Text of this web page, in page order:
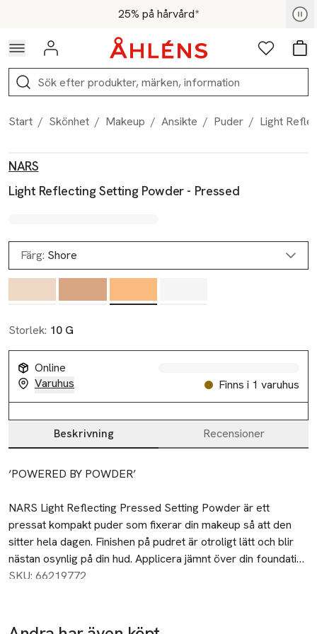
Hoppa till navigationsmenyn25% på hårvård*
För medlemmar - Shoppa nu
Logga in Favoriter
Sök
Start / Skönhet / Makeup / Ansikte / Puder / Light
NARS
Light Reflecting Setting Powder - Pressed
Färg: Shore
Storlek: 10 G
Online
Varuhus
Finns i 1 varuhus
Beskrivning Recensioner
Beskrivning
‘POWERED BY POWDER’
NARS Light Reflecting Pressed Setting Powder är ett
pressat kompakt puder som fixerar din makeup så att den
sitter hela dagen. Finishen på pudret är otroligt lätt och blir
nästan osynlig på din hud. Applicera jämnt över din foundation
för en sömlös look. Formulan innehåller NARS exklusiva
linjer, ojämnheter och porer. NARS Light Reflecting Pressed
SKU: 66219772